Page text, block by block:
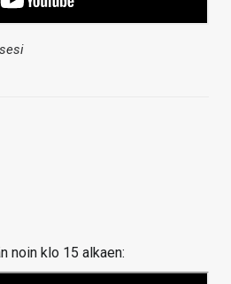
noin klo 15 alkaen: